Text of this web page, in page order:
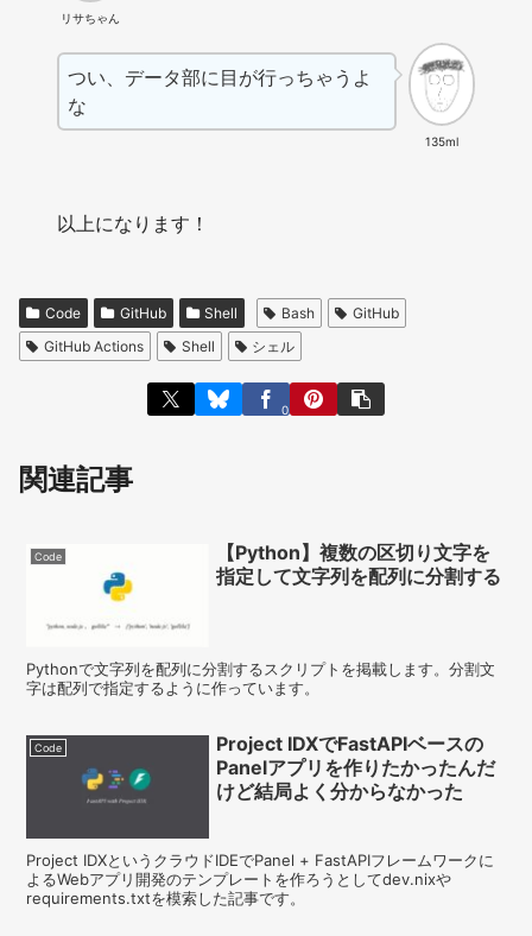
リサちゃん
135ml
つい、データ部に目が行っちゃうよ
な
以上になります！
Code GitHub Shell Bash
GitHub
GitHub Actions
Shell シェル
0
関連記事
Code
【Python】複数の区切り文字を
指定して文字列を配列に分割する
Pythonで文字列を配列に分割するスクリプトを掲載します。分割文
字は配列で指定するように作っています。
Code
Project IDXでFastAPIベースの
Panelアプリを作りたかったんだ
けど結局よく分からなかった
Project IDXというクラウドIDEでPanel + FastAPIフレームワークに
よるWebアプリ開発のテンプレートを作ろうとしてdev.nixや
requirements.txtを模索した記事です。